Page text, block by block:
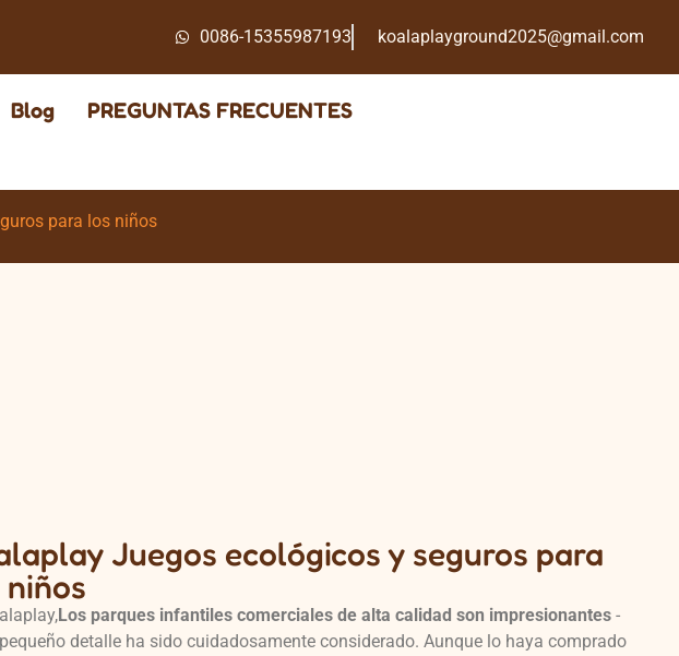
0086-15355987193 koalaplayground2025@gmail.com
Blog
PREGUNTAS FRECUENTES
para los niños
Juegos ecológicos y seguros para
Los parques infantiles comerciales de alta calidad son impresionantes -
detalle ha sido cuidadosamente considerado. Aunque lo haya comprado